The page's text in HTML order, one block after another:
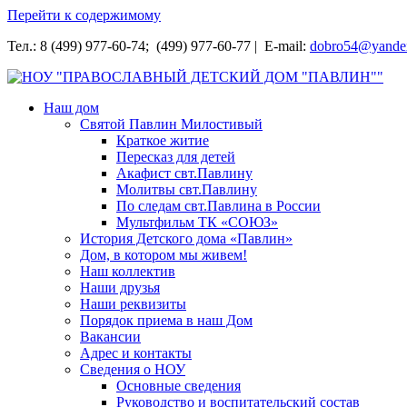
Перейти к содержимому
Тел.: 8 (499) 977-60-74; (499) 977-60-77 | E-mail:
НОУ "ПРАВОСЛАВНЫЙ ДЕТСКИЙ ДОМ "ПАВЛИН""
Наш дом
Святой Павлин Милостивый
Краткое житие
Пересказ для детей
Акафист свт.Павлину
Молитвы свт.Павлину
По следам свт.Павлина в России
Мультфильм ТК «СОЮЗ»
История Детского дома «Павлин»
Дом, в котором мы живем!
Наш коллектив
Наши друзья
Наши реквизиты
Порядок приема в наш Дом
Вакансии
Адрес и контакты
Сведения о НОУ
Основные сведения
Руководство и воспитательский состав